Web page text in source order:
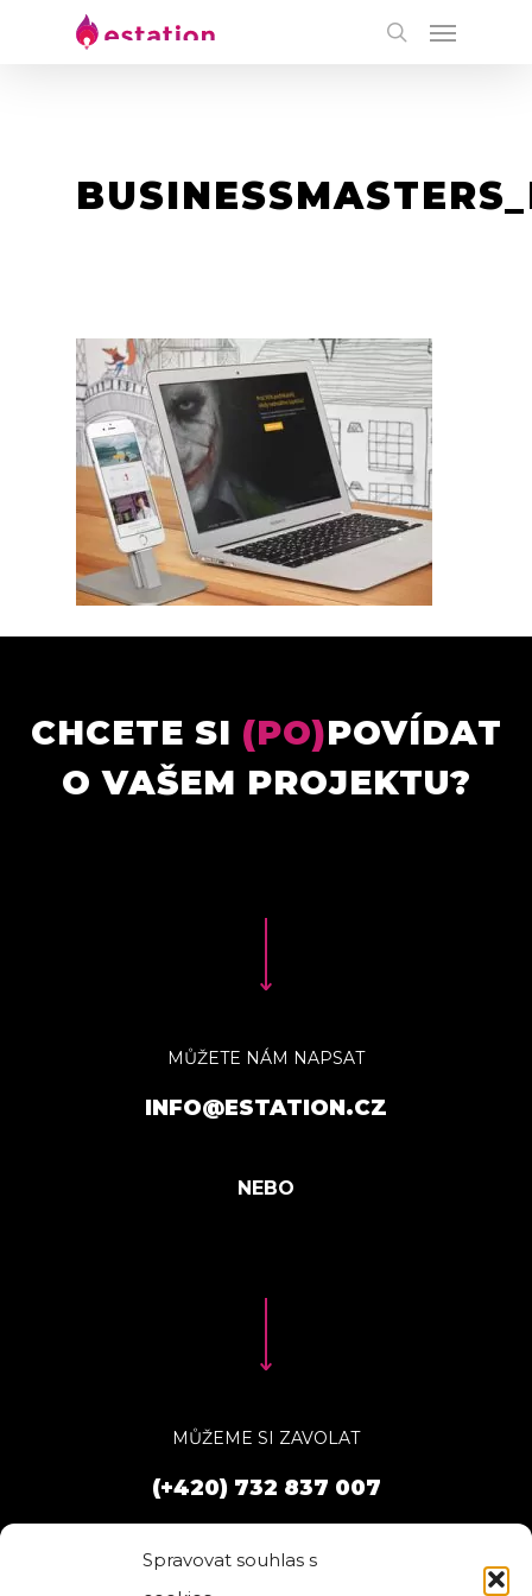
Spravovat souhlas s
CHCETE SI (PO)POVÍDAT
O VAŠEM PROJEKTU?
MŮŽETE NÁM NAPSAT
INFO@ESTATION.CZ
MŮŽEME SI ZAVOLAT
(+420) 732 837 007